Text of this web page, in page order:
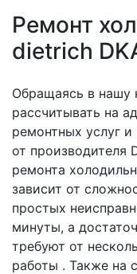
Ремонт
dietrich
Обращаясь в
рассчитывать на
ремонтных услуг
от производителя
ремонта
зависит от
простых
минуты, а
требуют от
работы . Также на